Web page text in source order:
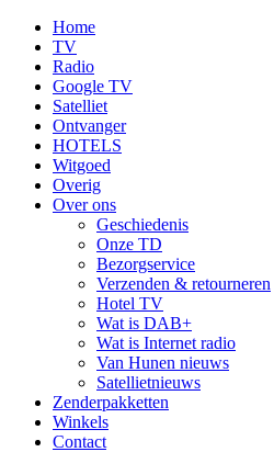
Home
TV
Radio
Google TV
Satelliet
Ontvanger
HOTELS
Witgoed
Overig
Over ons
Geschiedenis
Onze TD
Bezorgservice
Verzenden & retourneren
Hotel TV
Wat is DAB+
Wat is Internet radio
Van Hunen nieuws
Satellietnieuws
Zenderpakketten
Winkels
Contact